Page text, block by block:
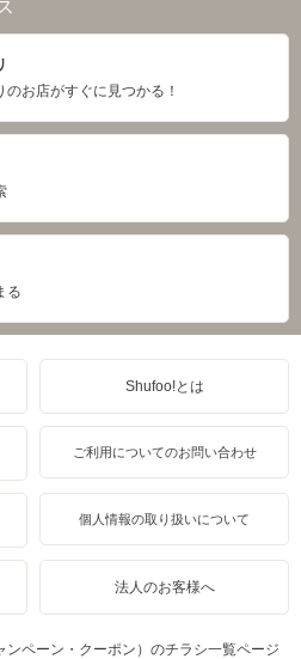
お店がすぐに見つかる！
る
Shufoo!とは
ご利用についてのお問い合わせ
個人情報の取り扱いについて
法人のお客様へ
ペーン・クーポン）のチラシ一覧ページ